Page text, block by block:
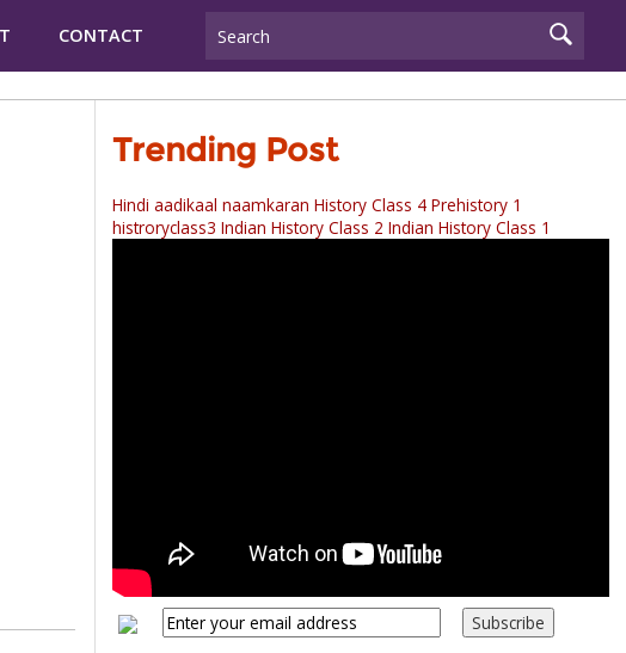
CONTACT
Trending Post
Hindi aadikaal naamkaran History Class 4 Prehistory 1
histroryclass3 Indian History Class 2 Indian History Class 1